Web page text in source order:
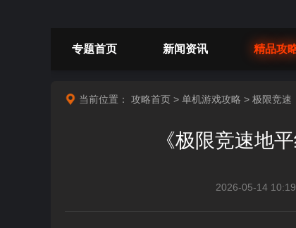
专题首页 新闻资讯 精品攻
当前位置： 攻略首页 > 单机游戏攻略 > 极限竞速
《极限竞速地
2026-05-14